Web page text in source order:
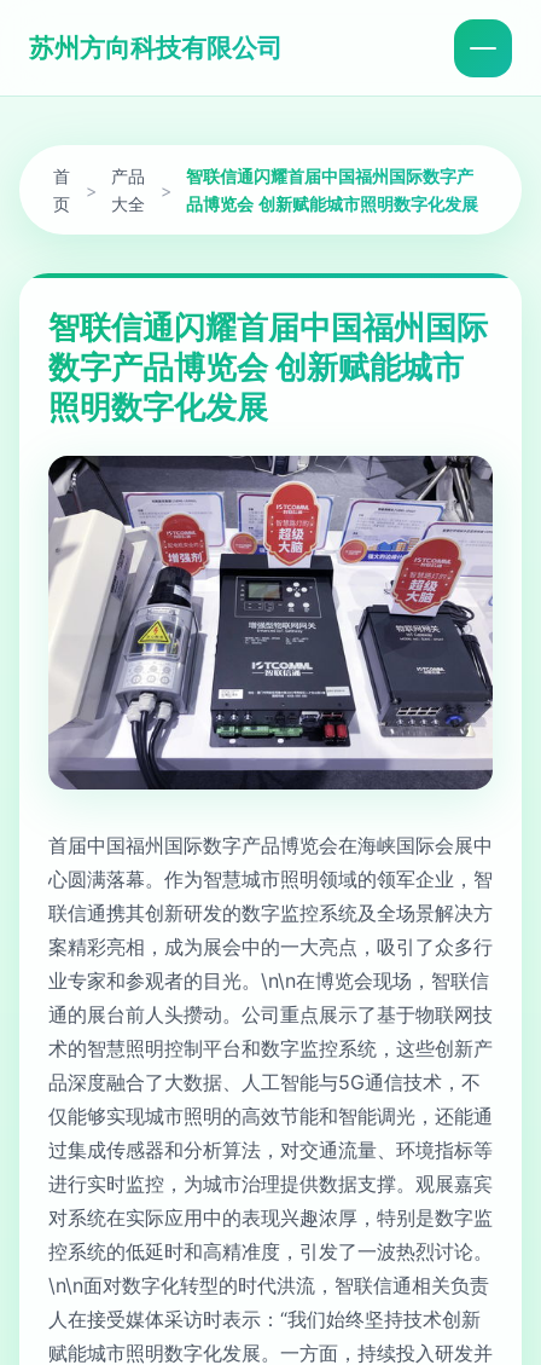
苏州方向科技有限公司
首
页
>
产品
大全
>
智联信通闪耀首届中国福州国际数字产
品博览会 创新赋能城市照明数字化发展
智联信通闪耀首届中国福州国际
数字产品博览会 创新赋能城市
照明数字化发展
首届中国福州国际数字产品博览会在海峡国际会展中
心圆满落幕。作为智慧城市照明领域的领军企业，智
联信通携其创新研发的数字监控系统及全场景解决方
案精彩亮相，成为展会中的一大亮点，吸引了众多行
业专家和参观者的目光。\n\n在博览会现场，智联信
通的展台前人头攒动。公司重点展示了基于物联网技
术的智慧照明控制平台和数字监控系统，这些创新产
品深度融合了大数据、人工智能与5G通信技术，不
仅能够实现城市照明的高效节能和智能调光，还能通
过集成传感器和分析算法，对交通流量、环境指标等
进行实时监控，为城市治理提供数据支撑。观展嘉宾
对系统在实际应用中的表现兴趣浓厚，特别是数字监
控系统的低延时和高精准度，引发了一波热烈讨论。
\n\n面对数字化转型的时代洪流，智联信通相关负责
人在接受媒体采访时表示：“我们始终坚持技术创新
赋能城市照明数字化发展。一方面，持续投入研发并